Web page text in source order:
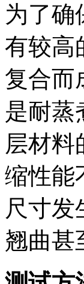
为了确
有较高
复合而
是耐蒸
层材料
缩性能
尺寸发
翘曲甚